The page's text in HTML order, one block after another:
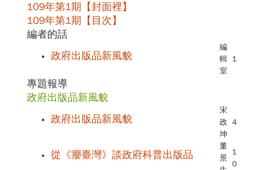
109年第1期【封面裡】
109年第1期【目次】
編者的話
政府出版品新風貌
編
輯
室
1
專題報導
政府出版品新風貌
政府出版品新風貌
宋
政
坤
4
從《癭臺灣》談政府科普出版品
董
景
1
0